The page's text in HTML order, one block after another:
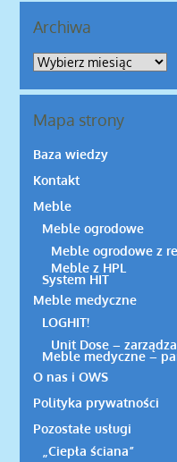
Archiwa
Archiwa
Mapa strony
Baza wiedzy
Kontakt
Meble
Meble ogrodowe
Meble ogrodowe z
Meble z HPL
System HIT
Meble medyczne
LOGHIT!
Unit Dose –
Meble medyczne –
O nas i OWS
Polityka prywatności
Pozostałe usługi
„Ciepła ściana”